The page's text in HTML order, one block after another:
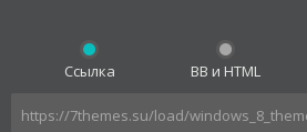
Ссылка BB и HTML